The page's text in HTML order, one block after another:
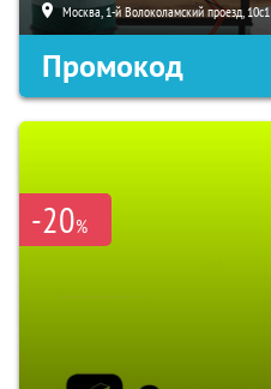
Москва, 1-й Волоколамский проезд, 10с1
Промокод
-20%